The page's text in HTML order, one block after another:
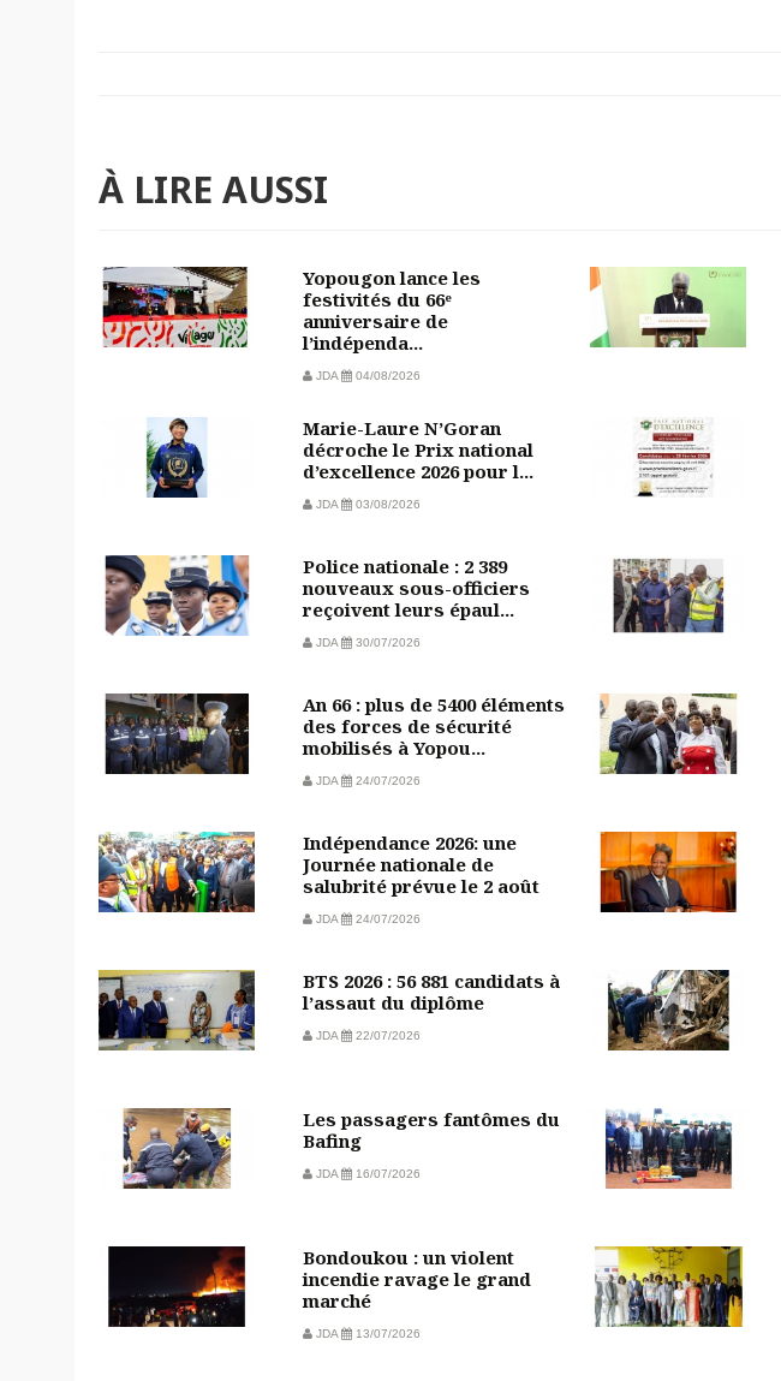
À LIRE AUSSI
Yopougon lance les
festivités du 66ᵉ
anniversaire de
l’indépenda...
JDA 04/08/2026
Marie-Laure N’Goran
décroche le Prix national
d’excellence 2026 pour l...
JDA 03/08/2026
Police nationale : 2 389
nouveaux sous-officiers
reçoivent leurs épaul...
JDA 30/07/2026
An 66 : plus de 5400 éléments
des forces de sécurité
mobilisés à Yopou...
JDA 24/07/2026
Indépendance 2026: une
Journée nationale de
salubrité prévue le 2 août
JDA 24/07/2026
BTS 2026 : 56 881 candidats à
l’assaut du diplôme
JDA 22/07/2026
Les passagers fantômes du
Bafing
JDA 16/07/2026
Bondoukou : un violent
incendie ravage le grand
marché
JDA 13/07/2026